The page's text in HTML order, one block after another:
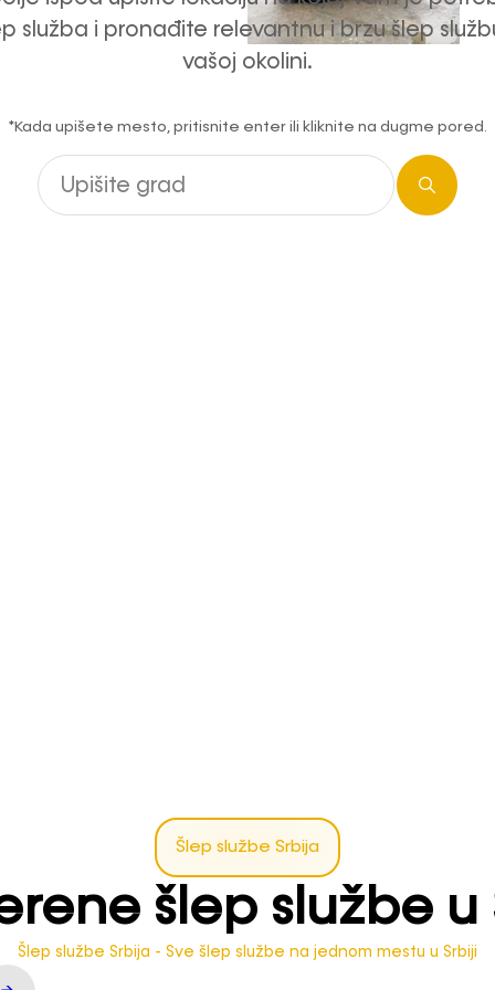
služba i pronađite relevantnu i brzu šlep
vašoj okolini.
*Kada upišete mesto, pritisnite enter ili kliknite na dugme pored.
Pretraga
šlep službe u
Šlep službe Srbija
Šlep službe Srbija - Sve šlep službe na jednom mestu u Srbiji